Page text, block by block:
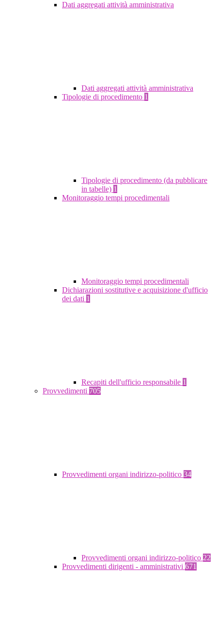
Dati aggregati attività amministrativa
Dati aggregati attività amministrativa
Tipologie di procedimento 1
Tipologie di procedimento (da pubblicare
in tabelle) 1
Monitoraggio tempi procedimentali
Monitoraggio tempi procedimentali
Dichiarazioni sostitutive e acquisizione d'ufficio
dei dati 1
Recapiti dell'ufficio responsabile 1
Provvedimenti 705
Provvedimenti organi indirizzo-politico 34
Provvedimenti organi indirizzo-politico 22
Provvedimenti dirigenti - amministrativi 671